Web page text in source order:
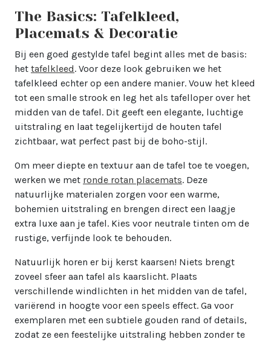
The Basics: Tafelkleed,
Placemats & Decoratie
Bij een goed gestylde tafel begint alles met de basis:
het tafelkleed. Voor deze look gebruiken we het
tafelkleed echter op een andere manier. Vouw het kleed
tot een smalle strook en leg het als tafelloper over het
midden van de tafel. Dit geeft een elegante, luchtige
uitstraling en laat tegelijkertijd de houten tafel
zichtbaar, wat perfect past bij de boho-stijl.
Om meer diepte en textuur aan de tafel toe te voegen,
werken we met ronde rotan placemats. Deze
natuurlijke materialen zorgen voor een warme,
bohemien uitstraling en brengen direct een laagje
extra luxe aan je tafel. Kies voor neutrale tinten om de
rustige, verfijnde look te behouden.
Natuurlijk horen er bij kerst kaarsen! Niets brengt
zoveel sfeer aan tafel als kaarslicht. Plaats
verschillende windlichten in het midden van de tafel,
variërend in hoogte voor een speels effect. Ga voor
exemplaren met een subtiele gouden rand of details,
zodat ze een feestelijke uitstraling hebben zonder te